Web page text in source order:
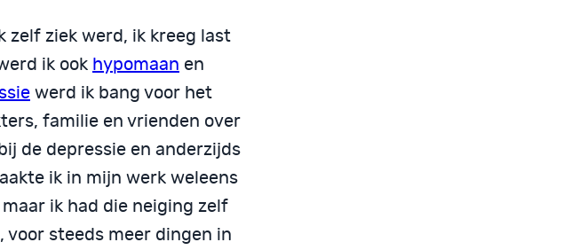
zelf ziek werd, ik kreeg last
ik ook hypomaan en
werd ik bang voor het
familie en vrienden over
de depressie en anderzijds
ik in mijn werk weleens
ik had die neiging zelf
voor steeds meer dingen in